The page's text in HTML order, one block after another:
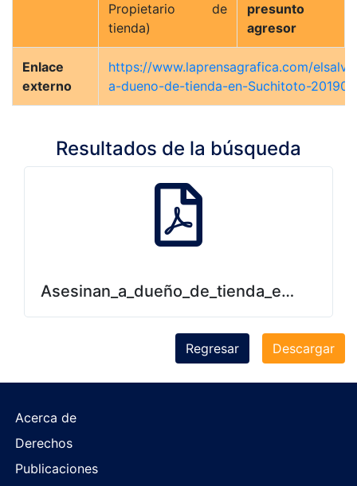
Propietario de
tienda)
presunto
agresor
Enlace
externo
https://www.laprensagrafica.com/
a-dueno-de-tienda-en-Suchitoto-
Resultados de la búsqueda
Descargar
Regresar
Acerca de
Derechos
Publicaciones